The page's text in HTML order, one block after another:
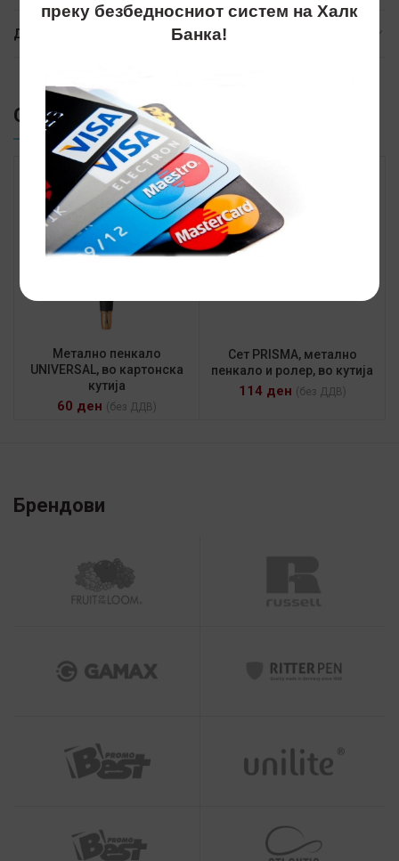
ДОСТАВА
СЛИЧНИ ПРОИЗВОДИ
Метално пенкало
UNIVERSAL, во картонска
кутија
60 ден (без ДДВ)
Сет PRISMA, метално
пенкало и ролер, во кутија
114 ден (без ДДВ)
Брендови
преку безбедносниот систем на Халк
Банка!